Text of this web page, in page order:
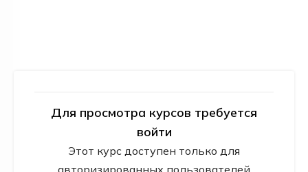
Для просмотра курсов требуется
войти
Этот курс доступен только для